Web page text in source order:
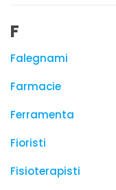
F
Falegnami
Farmacie
Ferramenta
Fioristi
Fisioterapisti